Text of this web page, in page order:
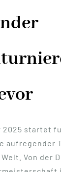
2025 startet
aufregender
Von der